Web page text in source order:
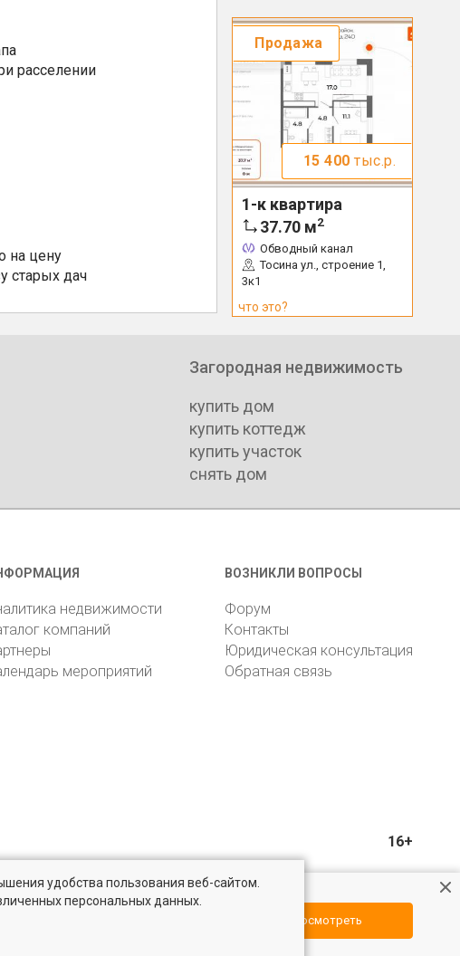
Посмотреть
расселении
на цену
старых дач
Продажа
15 400 тыс.р.
1-к квартира
37.70 м2
Обводный канал
Тосина ул., строение 1,
3к1
что это?
Загородная недвижимость
купить дом
купить коттедж
купить участок
снять дом
недвижимости
компаний
мероприятий
ВОЗНИКЛИ ВОПРОСЫ
Форум
Контакты
Юридическая консультация
Обратная связь
16+
удобства пользования веб-сайтом.
персональных данных.